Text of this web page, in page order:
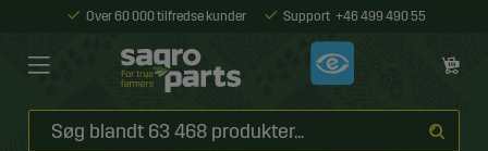
Over 60 000 tilfredse kunder Support +46 499 490 55